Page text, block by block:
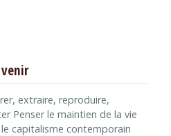
extraire, reproduire,
Penser le maintien de la vie
capitalisme contemporain